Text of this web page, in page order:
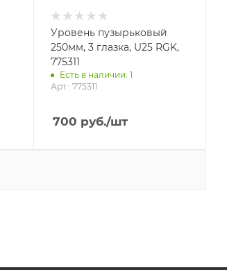
Уровень пузырьковый
250мм, 3 глазка, U25 RGK,
775311
Есть в наличии: 1
Арт.: 775311
700 руб./шт